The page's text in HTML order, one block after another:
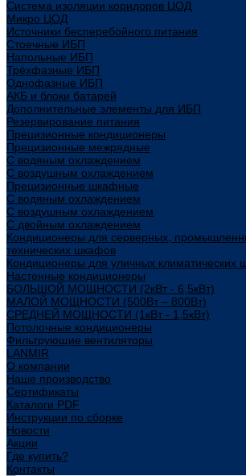
Система изоляции коридоров ЦОД
Микро ЦОД
Источники бесперебойного питания
Стоечные ИБП
Напольные ИБП
Трёхфазные ИБП
Однофазные ИБП
АКБ и блоки батарей
Дополнительные элементы для ИБП
Резервирование питания
Прецизионные кондиционеры
Прецизионные межрядные
С водяным охлаждением
С воздушным охлаждением
Прецизионные шкафные
С водяным охлаждением
С воздушным охлаждением
С двойным охлаждением
Кондиционеры для серверных,
технических шкафов
Кондиционеры для уличных климатических
Настенные кондиционеры
БОЛЬШОЙ МОЩНОСТИ (2кВт - 6,5кВт)
МАЛОЙ МОЩНОСТИ (500Вт – 800Вт)
СРЕДНЕЙ МОЩНОСТИ (1кВт - 1,5кВт)
Потолочные кондиционеры
Фильтрующие вентиляторы
LANMIR
О компании
Наше производство
Сертификаты
Каталоги PDF
Инструкции по сборке
Новости
Акции
Где купить?
Контакты